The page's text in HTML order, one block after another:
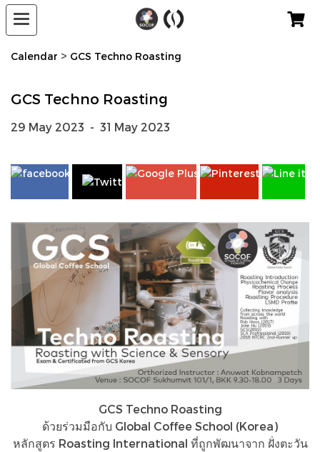
Calendar > GCS Techno Roasting
GCS Techno Roasting
29 May 2023 - 31 May 2023
GCS Techno Roasting
ด้วยร่วมมือกับ​ Global​ Coffee​ School​ (Korea)
หลักสูตร​ Roasting International ที่ถูกพัฒนาจาก​ ฝั่งตะวัน